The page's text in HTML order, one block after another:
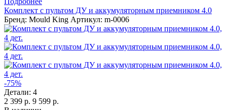
Комплект с пультом ДУ и аккумуляторным приемником 4.0
Бренд: Mould King Артикул: m-0006
-75%
Детали: 4
2 399 р. 9 599 р.